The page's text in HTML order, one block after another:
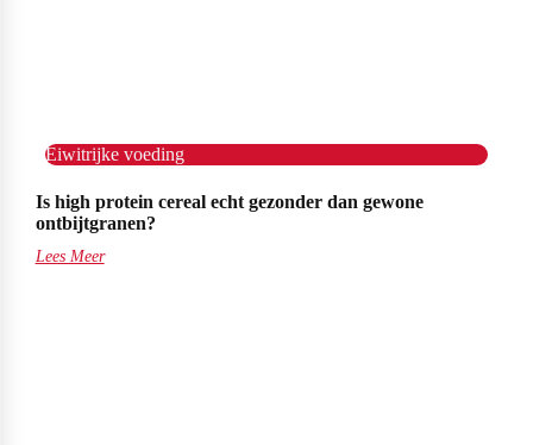
Eiwitrijke voeding
Is high protein cereal echt gezonder dan gewone
ontbijtgranen?
Lees Meer